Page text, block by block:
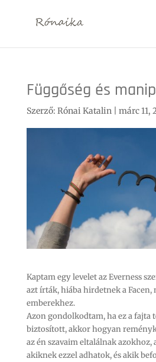
Függőség és
Szerző: Rónai Katalin| márc 11,
Kaptam egy levelet az Everness
azt írták, hiába hirdetnek a Facen,
emberekhez.
Azon gondolkodtam, ha ez a fajta
biztosított, akkor hogyan
az én szavaim eltalálnak azokhoz,
akiknek ezzel adhatok, és akik